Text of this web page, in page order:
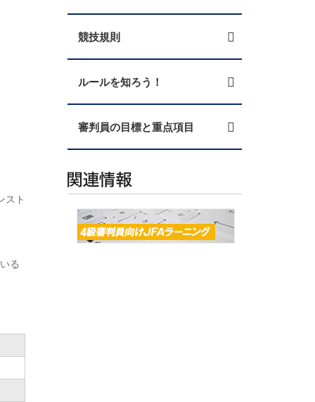
スト
る
競技規則
ルールを知ろう！
審判員の目標と重点項目